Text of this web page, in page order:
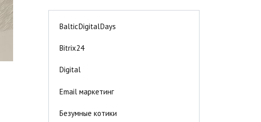
BalticDigitalDays
Bitrix24
Digital
Email маркетинг
Безумные котики